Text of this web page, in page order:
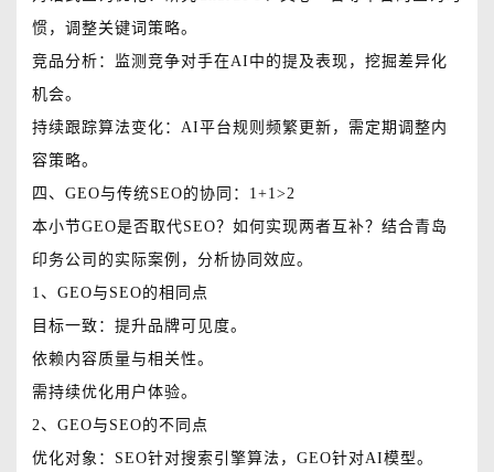
惯，调整关键词策略。
竞品分析：监测竞争对手在AI中的提及表现，挖掘差异化
机会。
持续跟踪算法变化：AI平台规则频繁更新，需定期调整内
容策略。
四、GEO与传统SEO的协同：1+1>2
本小节GEO是否取代SEO？如何实现两者互补？结合青岛
印务公司的实际案例，分析协同效应。
1、GEO与SEO的相同点
目标一致：提升品牌可见度。
依赖内容质量与相关性。
需持续优化用户体验。
2、GEO与SEO的不同点
优化对象：SEO针对搜索引擎算法，GEO针对AI模型。